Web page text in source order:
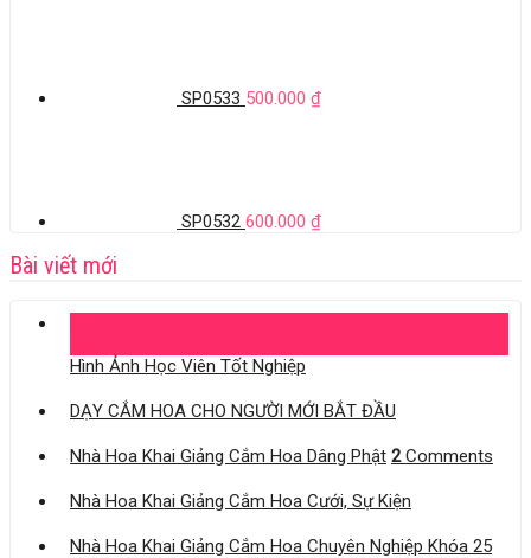
SP0533 500.000 ₫
SP0532 600.000 ₫
Bài viết mới
Hình Ảnh Học Viên Tốt Nghiệp
DẠY CẮM HOA CHO NGƯỜI MỚI BẮT ĐẦU
Nhà Hoa Khai Giảng Cắm Hoa Dâng Phật 2Comments
Nhà Hoa Khai Giảng Cắm Hoa Cưới, Sự Kiện
Nhà Hoa Khai Giảng Cắm Hoa Chuyên Nghiệp Khóa 25